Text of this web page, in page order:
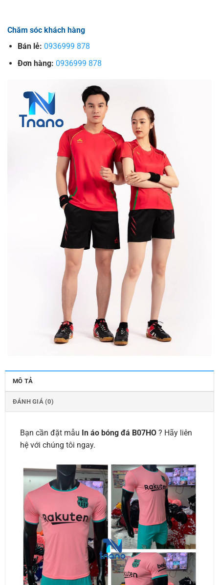
Chăm sóc khách hàng
Bán lẻ: 0936999 878
Đơn hàng: 0936999 878
MÔ TẢ
ĐÁNH GIÁ (0)
Bạn cần đặt mẫu In áo bóng đá B07HO ? Hãy liên
hệ với chúng tôi ngay.